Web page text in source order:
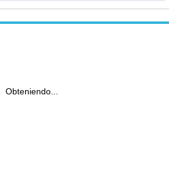
Obteniendo...